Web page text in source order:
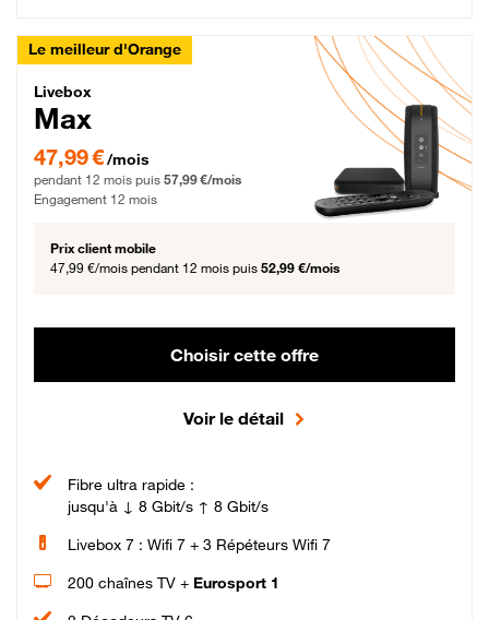
Le meilleur d'Orange
Livebox Max Fibre
Livebox
Max
47,99 € par mois pendant 12 mois puis 57,99 € par mois, Engagement 12 mois
47,99 €/mois
pendant 12 mois puis 57,99 €/mois
Engagement 12 mois
Prix client mobile
47,99 €/mois pendant 12 mois puis 52,99 €/mois
Choisir cette offre
Voir le détail
Fibre ultra rapide :
jusqu'à ↓ 8 Gbit/s ↑ 8 Gbit/s
Livebox 7 : Wifi 7 + 3 Répéteurs Wifi 7
200 chaînes TV + Eurosport 1